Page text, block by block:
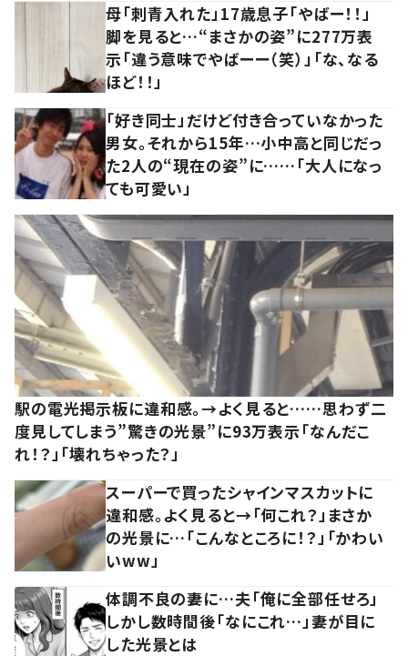
母「刺青入れた」17歳息子「やばー！！」
脚を見ると…“まさかの姿”に277万表
示「違う意味でやばーー（笑）」「な、なる
ほど！！」
「好き同士」だけど付き合っていなかった
男女。それから15年…小中高と同じだっ
た2人の“現在の姿”に……「大人になっ
ても可愛い」
駅の電光掲示板に違和感。→よく見ると……思わず二
度見してしまう”驚きの光景”に93万表示「なんだこ
れ！？」「壊れちゃった？」
スーパーで買ったシャインマスカットに
違和感。よく見ると→「何これ？」まさか
の光景に…「こんなところに！？」「かわい
いww」
体調不良の妻に…夫「俺に全部任せろ」
しかし数時間後「なにこれ…」妻が目に
した光景とは